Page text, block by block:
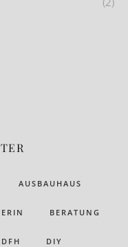
AUSBAUHAUS
BERATUNG
DFH DIY